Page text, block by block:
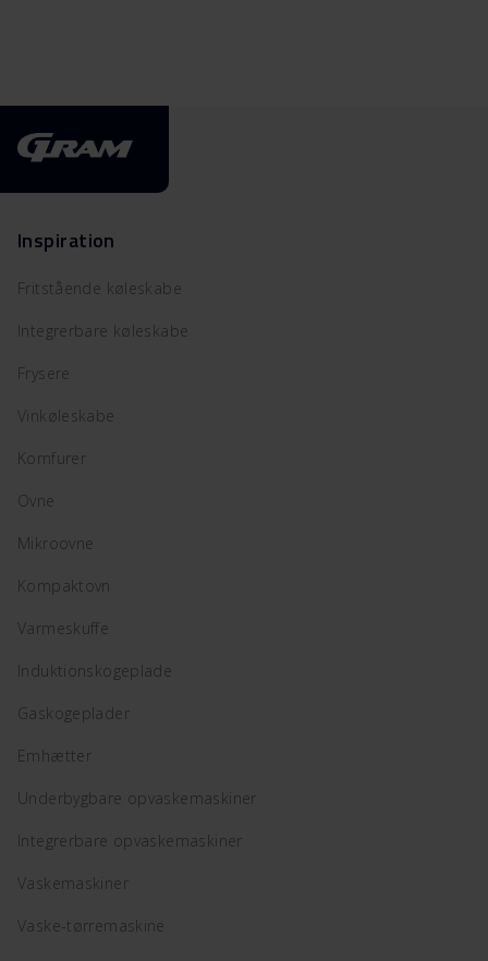
Inspiration
Fritstående køleskabe
Integrerbare køleskabe
Frysere
Vinkøleskabe
Komfurer
Ovne
Mikroovne
Kompaktovn
Varmeskuffe
Induktionskogeplade
Gaskogeplader
Emhætter
Underbygbare opvaskemaskiner
Integrerbare opvaskemaskiner
Vaskemaskiner
Vaske-tørremaskine